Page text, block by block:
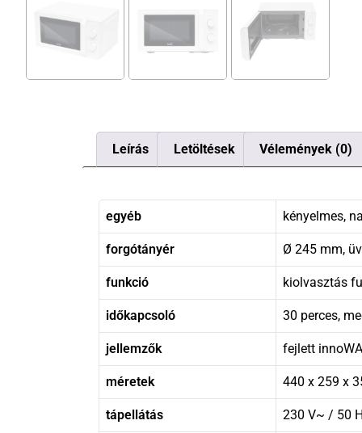
Leírás Letöltések Vélemények (0)
egyéb kényelmes,
forgótányér Ø 245 mm,
funkció kiolvasztás
időkapcsoló 30 perces,
jellemzők fejlett
méretek 440 x 259 x
tápellátás 230 V~ / 50